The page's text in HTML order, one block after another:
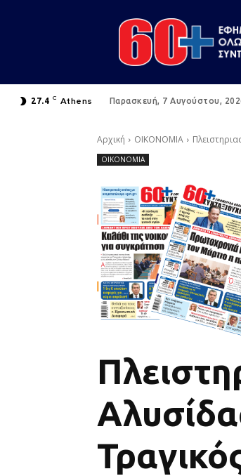
27.4 C Athens Παρασκευή, 7 Αυγούστου,
Αρχική ΟΙΚΟΝΟΜΙΑ
ΟΙΚΟΝΟΜΙΑ